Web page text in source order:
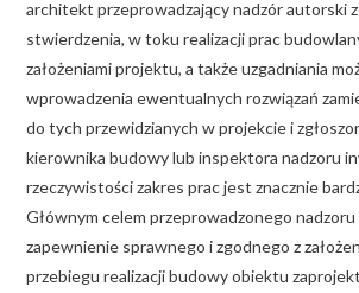
architekt przeprowadzający nadzór autorski
stwierdzenia, w toku realizacji prac
założeniami projektu, a także uzgadniania
wprowadzenia ewentualnych rozwiązań
do tych przewidzianych w projekcie i
kierownika budowy lub inspektora nadzoru
rzeczywistości zakres prac jest znacznie
Głównym celem przeprowadzonego
zapewnienie sprawnego i zgodnego z
przebiegu realizacji budowy obiektu